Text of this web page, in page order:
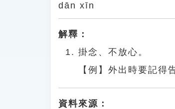
dān xīn
解釋：
掛念、不放心。
【例】外出時要記得
資料來源：